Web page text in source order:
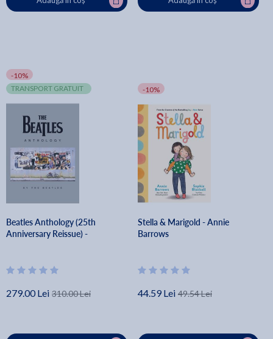
-10%
TRANSPORT GRATUIT
Beatles Anthology (25th
Anniversary Reissue) -
279.00 Lei 310.00 Lei
-10%
Stella & Marigold - Annie
Barrows
44.59 Lei 49.54 Lei